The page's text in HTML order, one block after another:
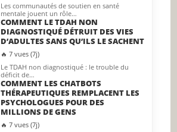
Les communautés de soutien en santé
mentale jouent un rôle…
COMMENT LE TDAH NON
DIAGNOSTIQUÉ DÉTRUIT DES VIES
D’ADULTES SANS QU’ILS LE SACHENT
🔥 7 vues (7j)
Le TDAH non diagnostiqué : le trouble du
déficit de…
COMMENT LES CHATBOTS
THÉRAPEUTIQUES REMPLACENT LES
PSYCHOLOGUES POUR DES
MILLIONS DE GENS
🔥 7 vues (7j)